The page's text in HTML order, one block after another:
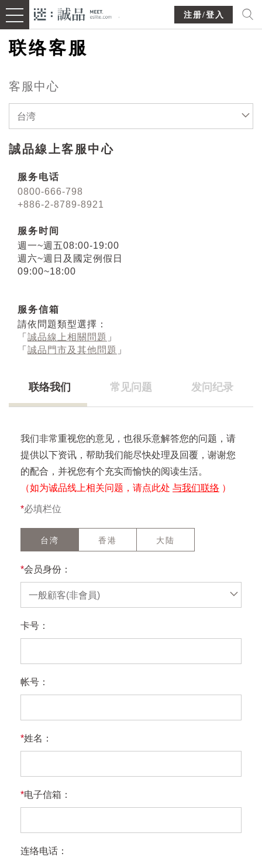
注册/登入
联络客服
客服中心
台湾
誠品線上客服中心
服务电话
0800-666-798
+886-2-8789-8921
服务时间
週一~週五08:00-19:00
週六~週日及國定例假日
09:00~18:00
服务信箱
請依問題類型選擇：
「 誠品線上相關問題 」
「 誠品門市及其他問題 」
联络我们 常见问题 发问纪录
我们非常重视您的意见，也很乐意解答您的问题，请
提供以下资讯，帮助我们能尽快处理及回覆，谢谢您
的配合，并祝您有个充实而愉快的阅读生活。
（如为诚品线上相关问题，请点此处 与我们联络 ）
*必填栏位
台湾 香港 大陆
*会员身份：
一般顧客(非會員)
卡号：
帐号：
*姓名：
*电子信箱：
连络电话：